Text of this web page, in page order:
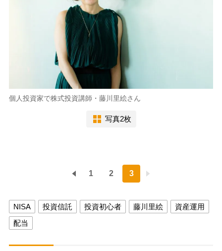
個人投資家で株式投資講師・藤川里絵さん
写真2枚
1 2 3
NISA 投資信託 投資初心者 藤川里絵
資産運用
配当